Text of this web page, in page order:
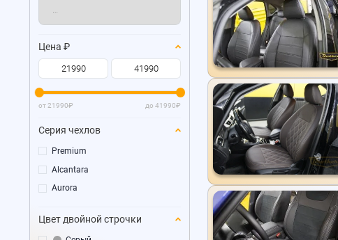
Цена₽
от21990₽ до41990₽
Серия чехлов
Premium
Alcantara
Aurora
Цвет двойной строчки